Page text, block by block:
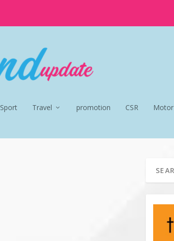
Sport Travel promotion CSR Motor